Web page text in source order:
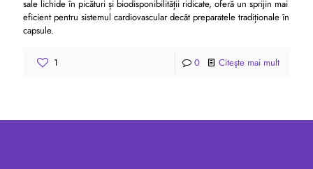
sale lichide în picături și biodisponibilității ridicate, oferă un sprijin mai
eficient pentru sistemul cardiovascular decât preparatele tradiționale în
capsule.
1 0 Citeşte mai mult